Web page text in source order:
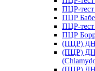
ПЦР-тест
ПЦР
ПЦР-тест
ПЦР
(ПЦР)
(ПЦР)
(ПЦР)